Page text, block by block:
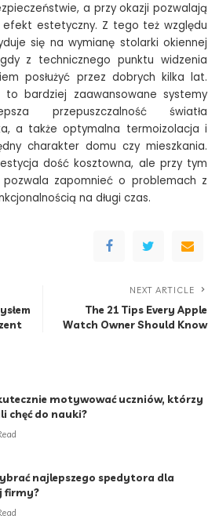
a przy okazji pozwalają
efekt estetyczny. Z tego też względu
się na wymianę stolarki okiennej
z technicznego punktu widzenia
posłużyć przez dobrych kilka lat.
to bardziej zaawansowane systemy
przepuszczalność światła
a także optymalna termoizolacja i
charakter domu czy mieszkania.
dość kosztowna, ale przy tym
pozwala zapomnieć o problemach z
na długi czas.
NEXT ARTICLE
The 21 Tips Every Apple
Watch Owner Should Know
motywować uczniów, którzy
chęć do nauki?
najlepszego spedytora dla
firmy?